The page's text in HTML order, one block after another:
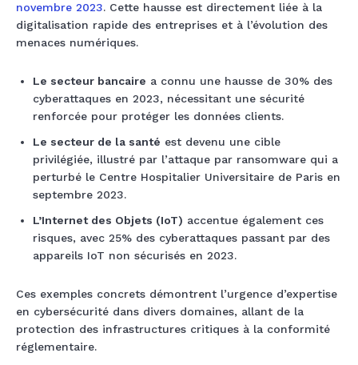
novembre 2023. Cette hausse est directement liée à la
digitalisation rapide des entreprises et à l’évolution des
menaces numériques.
Le secteur bancaire a connu une hausse de 30% des
cyberattaques en 2023, nécessitant une sécurité
renforcée pour protéger les données clients.
Le secteur de la santé est devenu une cible
privilégiée, illustré par l’attaque par ransomware qui a
perturbé le Centre Hospitalier Universitaire de Paris en
septembre 2023.
L’Internet des Objets (IoT) accentue également ces
risques, avec 25% des cyberattaques passant par des
appareils IoT non sécurisés en 2023.
Ces exemples concrets démontrent l’urgence d’expertise
en cybersécurité dans divers domaines, allant de la
protection des infrastructures critiques à la conformité
réglementaire.